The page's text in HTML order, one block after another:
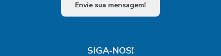
Envie sua mensagem!
SIGA-NOS!